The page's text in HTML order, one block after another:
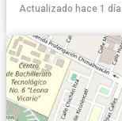
Actualizado hace 1 día